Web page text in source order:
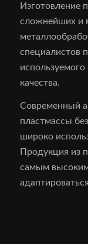
Изготовление
сложнейших и
специалистов
качества.
Современный
пластмассы
широко
Продукция из
самым